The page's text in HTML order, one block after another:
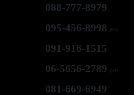
088-777-8979
095-456-8998 (63)
091-916-1515
06-5656-2789 (54)
081-669-6949